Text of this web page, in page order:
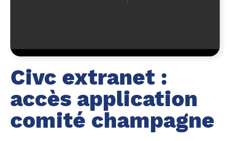
Civc extranet :
accès application
comité champagne